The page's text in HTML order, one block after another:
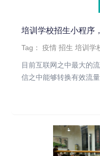
培训学校招生小程序
Tag：疫情 招生 培训学
目前互联网之中最大的
信之中能够转换有效流